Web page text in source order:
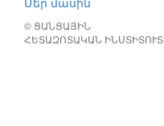
© ՑԱՆՑԱՅԻՆ
ՀԵՏԱԶՈՏԱԿԱՆ ԻՆՍՏԻՏՈՒՏ